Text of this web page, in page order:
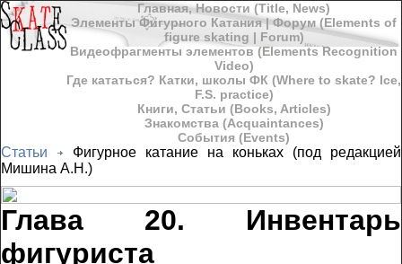
Главная, Новости (Title, News)
Элементы Фигурного Катания | Форум (Elements of
figure skating | Forum)
Видеофрагменты элементов (Elements Recognition
Video)
Где кататься? Катки, школы ФК (Where to skate? Ice,
F.S. practice)
Книги, Статьи (Books, Articles)
Знакомства (Acquaintances)
События (Events)
Статьи
Фигурное катание на коньках (под редакцией
Мишина А.Н.)
Глава 20. Инвентарь
фигуриста